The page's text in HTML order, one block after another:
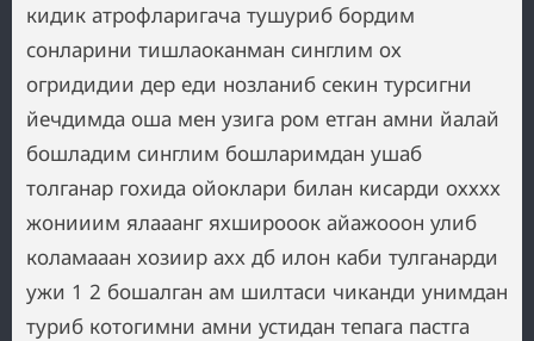
кидик атрофларигача тушуриб бордим
сонларини тишлаоканман синглим ох
огридидии дер еди нозланиб секин турсигни
йечдимда оша мен узига ром етган амни йалай
бошладим синглим бошларимдан ушаб
толганар гохида ойоклари билан кисарди охххх
жонииим ялааанг яхширооок айажооон улиб
коламааан хозиир ахх дб илон каби тулганарди
ужи 1 2 бошалган ам шилтаси чиканди унимдан
туриб котогимни амни устидан тепага пастга